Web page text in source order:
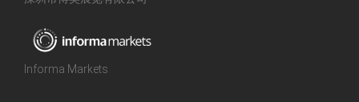
Informa Markets